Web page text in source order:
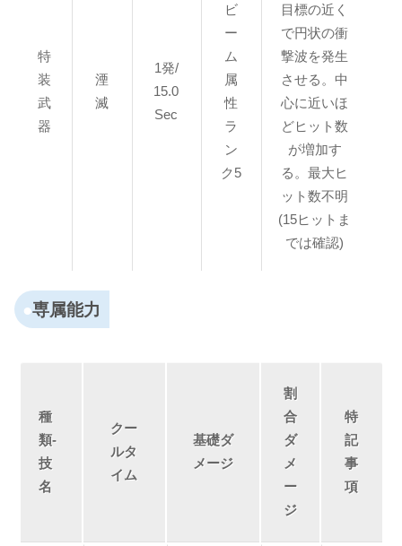
特
装
武
器
湮
滅
1発/
15.0
Sec
ビ
ー
ム
属
性
ラ
ン
ク5
目標の近く
で円状の衝
撃波を発生
させる。中
心に近いほ
どヒット数
が増加す
る。最大ヒ
ット数不明
(15ヒットま
では確認)
専属能力
種
類-
技
名
クー
ルタ
イム
基礎ダ
メージ
割
合
ダ
メ
ー
ジ
特
記
事
項